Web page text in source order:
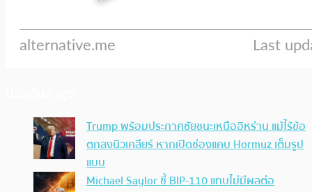
Trump พร้อมประกาศชัยชนะเหนืออิหร่าน แม้ไร้ข้อ
ตกลงนิวเคลียร์ หากเปิดช่องแคบ Hormuz เต็มรูป
แบบ
Michael Saylor ชี้ BIP-110 แทบไม่มีผลต่อ